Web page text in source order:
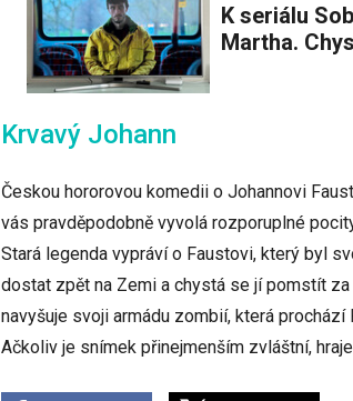
K seriálu Sobík se vyjádřila pravá stalkerka
Martha.
Krvavý Johann
Českou hororovou komedii o Johannovi
vás pravděpodobně vyvolá rozporuplné
Stará legenda vypráví o Faustovi, který byl
dostat zpět na Zemi a chystá se jí pomstít
navyšuje svoji armádu zombií, která
Ačkoliv je snímek přinejmenším zvláštní,